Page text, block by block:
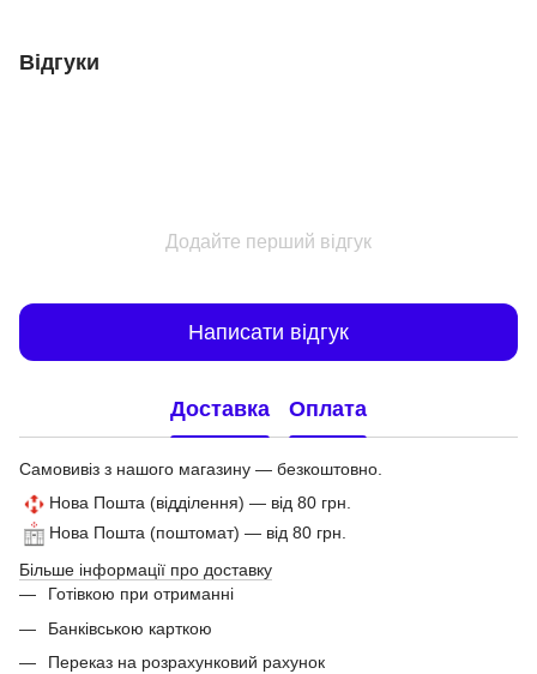
Відгуки
Додайте перший відгук
Написати відгук
Доставка Оплата
Самовивіз з нашого магазину — безкоштовно.
Нова Пошта (відділення) — від 80 грн.
Нова Пошта (поштомат) — від 80 грн.
Більше інформації про доставку
Готівкою при отриманні
Банківською карткою
Переказ на розрахунковий рахунок